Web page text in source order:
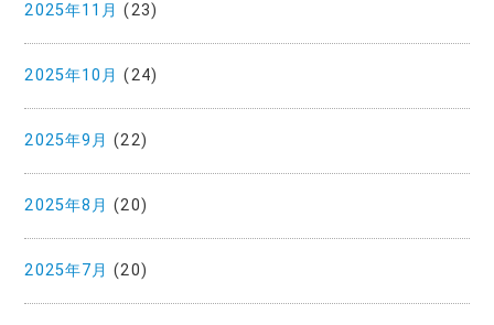
2025年11月 (23)
2025年10月 (24)
2025年9月 (22)
2025年8月 (20)
2025年7月 (20)